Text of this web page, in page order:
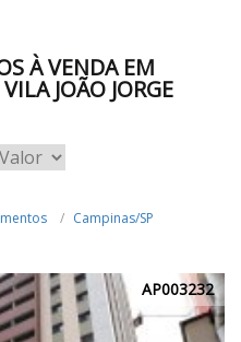
À VENDA EM
JOÃO JORGE
Campinas/SP
AP003232